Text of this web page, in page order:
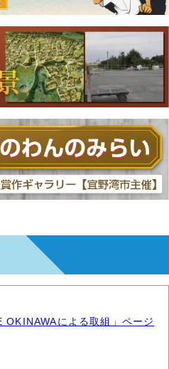
OKINAWAによる取組」ページ